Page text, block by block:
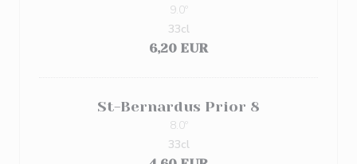
9.0º
6,20 EUR
33cl
St-Bernardus Prior 8
8.0º
33cl